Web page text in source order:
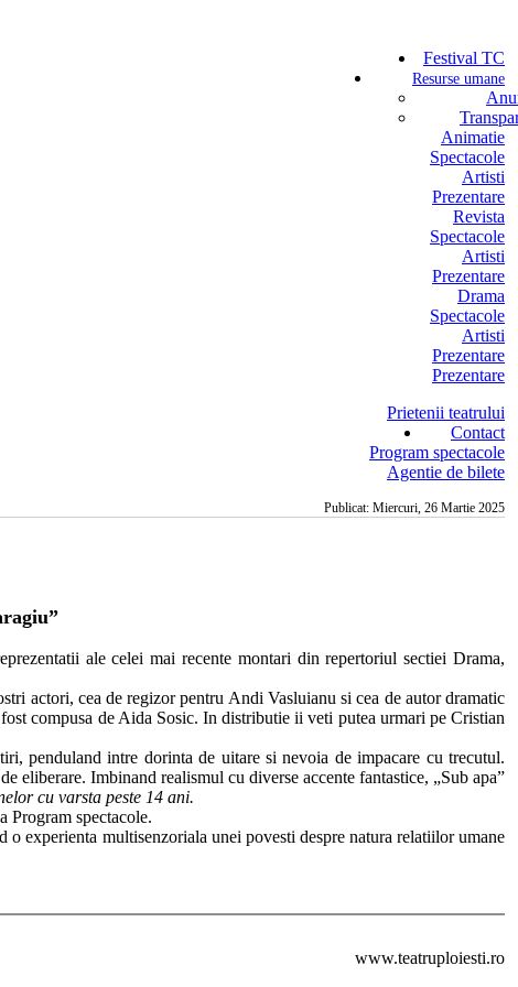
Festival TC
Resurse umane
Animatie
Spectacole
Artisti
Prezentare
Revista
Spectacole
Artisti
Prezentare
Drama
Spectacole
Artisti
Prezentare
Prezentare
Prietenii teatrului
Contact
Program spectacole
Agentie de bilete
Publicat: Miercuri, 26 Martie 2025
ale celei mai recente montari din repertoriul sectiei Drama,
actori, cea de regizor pentru Andi Vasluianu si cea de autor dramatic
compusa de Aida Sosic. In distributie ii veti putea urmari pe Cristian
penduland intre dorinta de uitare si nevoia de impacare cu trecutul.
eliberare. Imbinand realismul cu diverse accente fantastice, „Sub apa”
cu varsta peste 14 ani.
spectacole.
experienta multisenzoriala unei povesti despre natura relatiilor umane
www.teatruploiesti.ro